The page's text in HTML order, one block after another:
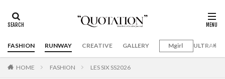
FASHION RUNWAY CREATIVE GALLERY Mgirl
HOME FASHION LES SIX SS2026